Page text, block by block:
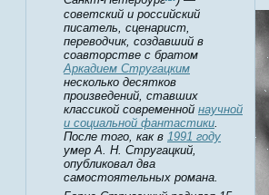
советский и российский
писатель, сценарист,
переводчик, создавший в
соавторстве с братом
Аркадием Стругацким
несколько десятков
произведений, ставших
классикой современной научной
и социальной фантастики
После того, как в 1991 году
умер А. Н. Стругацкий,
опубликовал два
самостоятельных романа.